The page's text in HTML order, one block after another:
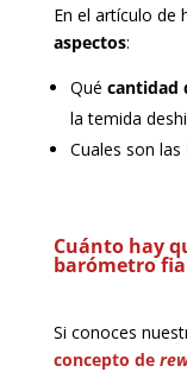
En el artículo de
aspectos:
Qué cantidad
la temida
Cuales son las
Cuánto hay
barómetro
Si conoces
concepto de